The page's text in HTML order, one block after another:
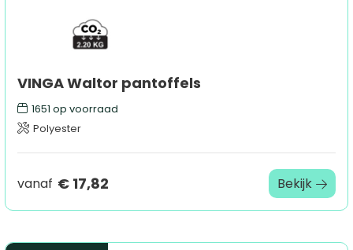
VINGA Waltor pantoffels
1651 op voorraad
Polyester
vanaf € 17,82 Bekijk